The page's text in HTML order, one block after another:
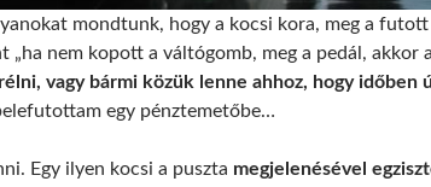
mondtunk, hogy a kocsi kora, meg a futott
„ha nem kopott a váltógomb, meg a pedál, akkor
vagy bármi közük lenne ahhoz, hogy időben
egy pénztemetőbe…
Egy ilyen kocsi a puszta megjelenésével